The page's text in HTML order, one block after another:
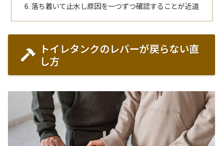
落ち着いて止水し原因を一つずつ確認することが近道
トイレタンクのレバーが戻らない直
し方